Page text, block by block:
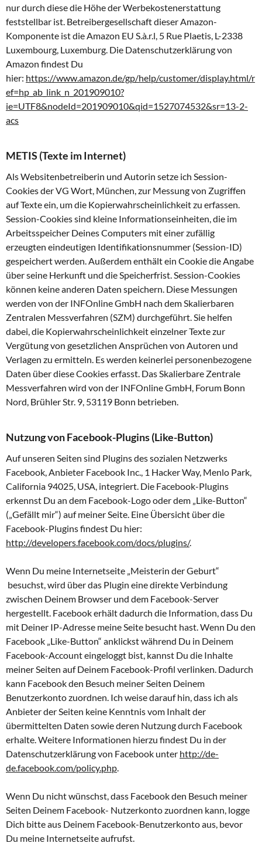
nur durch diese die Höhe der Werbekostenerstattung
feststellbar ist. Betreibergesellschaft dieser Amazon-
Komponente ist die Amazon EU S.à.r.l, 5 Rue Plaetis, L-2338
Luxembourg, Luxemburg. Die Datenschutzerklärung von
Amazon findest Du
hier: https://www.amazon.de/gp/help/customer/display.html/r
ef=hp_ab_link_n_201909010?
ie=UTF8&nodeId=201909010&qid=1527074532&sr=13-2-
acs
METIS (Texte im Internet)
Als Websitenbetreiberin und Autorin setze ich Session-
Cookies der VG Wort, München, zur Messung von Zugriffen
auf Texte ein, um die Kopierwahrscheinlichkeit zu erfassen.
Session-Cookies sind kleine Informationseinheiten, die im
Arbeitsspeicher Deines Computers mit einer zufällig
erzeugten eindeutigen Identifikationsnummer (Session-ID)
gespeichert werden. Außerdem enthält ein Cookie die Angabe
über seine Herkunft und die Speicherfrist. Session-Cookies
können keine anderen Daten speichern. Diese Messungen
werden von der INFOnline GmbH nach dem Skalierbaren
Zentralen Messverfahren (SZM) durchgeführt. Sie helfen
dabei, die Kopierwahrscheinlichkeit einzelner Texte zur
Vergütung von gesetzlichen Ansprüchen von Autoren und
Verlagen zu ermitteln. Es werden keinerlei personenbezogene
Daten über diese Cookies erfasst. Das Skalierbare Zentrale
Messverfahren wird von der INFOnline GmbH, Forum Bonn
Nord, Brühler Str. 9, 53119 Bonn betrieben.
Nutzung von Facebook-Plugins (Like-Button)
Auf unseren Seiten sind Plugins des sozialen Netzwerks
Facebook, Anbieter Facebook Inc., 1 Hacker Way, Menlo Park,
California 94025, USA, integriert. Die Facebook-Plugins
erkennst Du an dem Facebook-Logo oder dem „Like-Button“
(„Gefällt mir“) auf meiner Seite. Eine Übersicht über die
Facebook-Plugins findest Du hier:
http://developers.facebook.com/docs/plugins/.
Wenn Du meine Internetseite „Meisterin der Geburt“
besuchst, wird über das Plugin eine direkte Verbindung
zwischen Deinem Browser und dem Facebook-Server
hergestellt. Facebook erhält dadurch die Information, dass Du
mit Deiner IP-Adresse meine Seite besucht hast. Wenn Du den
Facebook „Like-Button“ anklickst während Du in Deinem
Facebook-Account eingeloggt bist, kannst Du die Inhalte
meiner Seiten auf Deinem Facebook-Profil verlinken. Dadurch
kann Facebook den Besuch meiner Seiten Deinem
Benutzerkonto zuordnen. Ich weise darauf hin, dass ich als
Anbieter der Seiten keine Kenntnis vom Inhalt der
übermittelten Daten sowie deren Nutzung durch Facebook
erhalte. Weitere Informationen hierzu findest Du in der
Datenschutzerklärung von Facebook unter http://de-
de.facebook.com/policy.php
Wenn Du nicht wünschst, dass Facebook den Besuch meiner
Seiten Deinem Facebook- Nutzerkonto zuordnen kann, logge
Dich bitte aus Deinem Facebook-Benutzerkonto aus, bevor
Du meine Internetseite aufrufst.